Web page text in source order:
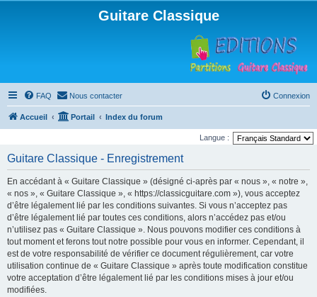
Guitare Classique
FAQ Nous contacter Connexion
Accueil Portail Index du forum
Langue :
Guitare Classique - Enregistrement
En accédant à « Guitare Classique » (désigné ci-après par « nous », « notre »,
« nos », « Guitare Classique », « https://classicguitare.com »), vous acceptez
d’être légalement lié par les conditions suivantes. Si vous n’acceptez pas
d’être légalement lié par toutes ces conditions, alors n’accédez pas et/ou
n’utilisez pas « Guitare Classique ». Nous pouvons modifier ces conditions à
tout moment et ferons tout notre possible pour vous en informer. Cependant, il
est de votre responsabilité de vérifier ce document régulièrement, car votre
utilisation continue de « Guitare Classique » après toute modification constitue
votre acceptation d’être légalement lié par les conditions mises à jour et/ou
modifiées.